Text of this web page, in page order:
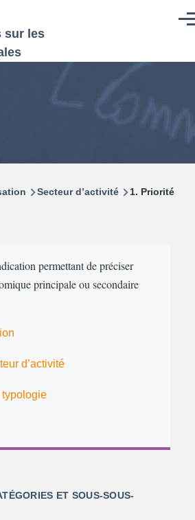
sur les
Secteur d’activité 1. Priorité
permettant de préciser
principale ou secondaire
d’activité
typologie
ET SOUS-SOUS-